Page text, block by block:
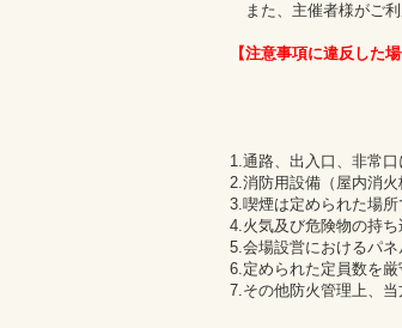
また、主催者様がご利
【注意事項に違反した
1.通路、出入口、非常
2.消防用設備（屋内消
3.喫煙は定められた場所
4.火気及び危険物の持
5.会場設営におけるパ
6.定められた定員数を厳
7.その他防火管理上、当